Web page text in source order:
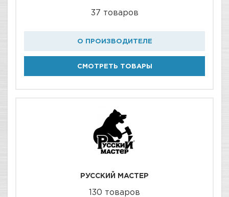
37 товаров
О ПРОИЗВОДИТЕЛЕ
СМОТРЕТЬ ТОВАРЫ
РУССКИЙ МАСТЕР
130 товаров